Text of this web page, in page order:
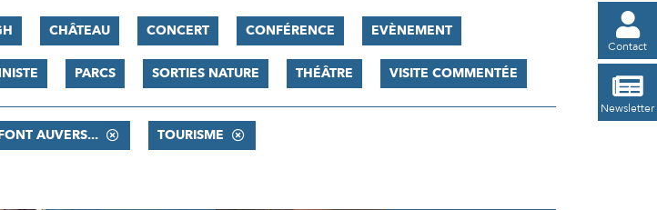

Contact

Newsletter
CHÂTEAU CONCERT CONFÉRENCE EVÈNEMENT
PARCS SORTIES NATURE THÉÂTRE VISITE COMMENTÉE
AUVERS... TOURISME